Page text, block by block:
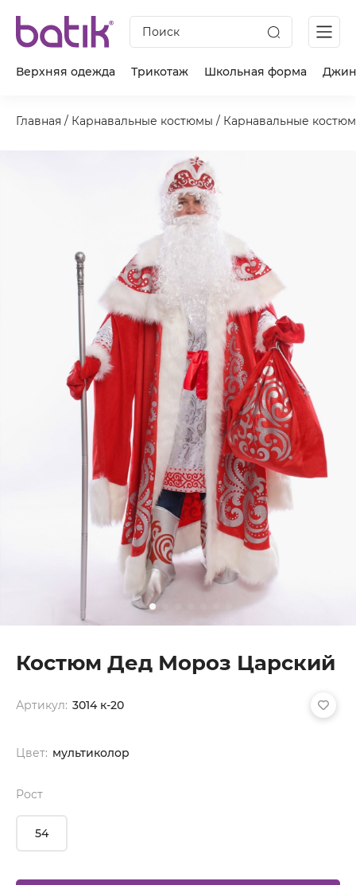
Поиск
Верхняя одежда Трикотаж Школьная форма
Главная / Карнавальные костюмы / Карнавальные
Костюм Дед Мороз Царский
Артикул: 3014 к-20
Цвет: мультиколор
Рост
54